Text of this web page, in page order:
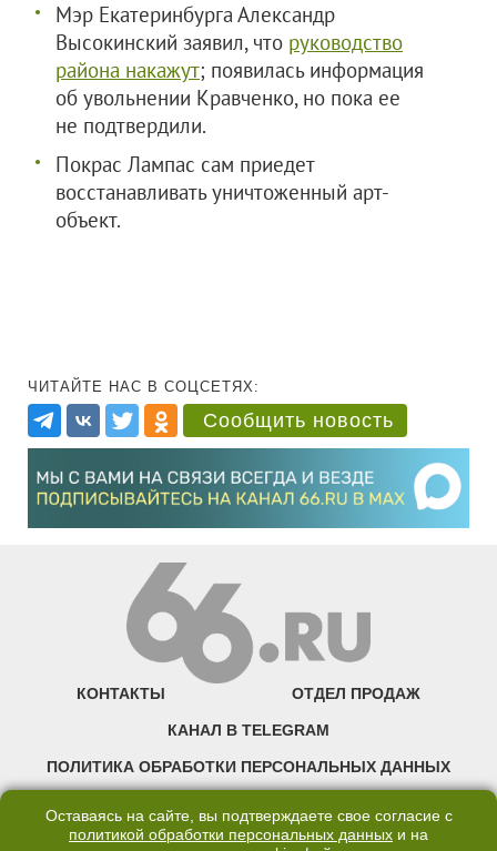
Мэр Екатеринбурга Александр
Высокинский заявил, что руководство
района накажут; появилась информация
об увольнении Кравченко, но пока ее
не подтвердили.
Покрас Лампас сам приедет
восстанавливать уничтоженный арт-
объект.
ЧИТАЙТЕ НАС В СОЦСЕТЯХ:
Сообщить новость
КОНТАКТЫ ОТДЕЛ ПРОДАЖ
КАНАЛ В TELEGRAM
ПОЛИТИКА ОБРАБОТКИ ПЕРСОНАЛЬНЫХ ДАННЫХ
Оставаясь на сайте, вы подтверждаете свое согласие с
политикой обработки персональных данных и на